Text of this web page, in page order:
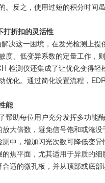
。反之，使用过短的积分时间
打折扣的灵活性
决这一困境，在发光检测上
度、低变异系数的定量工作，
检测仪还集成了让优化变
优化。通过简化设置流程，
能
帮助每位用户充分发挥多功能
大倍数，避免信号饱和或淹没
中，增加闪光次数可降低变
焦平面，尤其适用于异质的细
适的微孔板，并从顶部或底部